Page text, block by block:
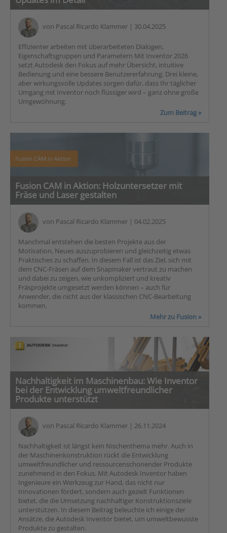
von Pascal Ricardo Klammer | 30.04.2025
Effizienter arbeiten mit überarbeiteten Dialogen,
Eigenschaftsgruppen und Parametern Mit Inventor 2026
setzt Autodesk den Fokus auf mehr Übersicht, intuitive
Bedienung und eine bessere Benutzererfahrung. Drei kleine,
aber wirkungsvolle Updates sorgen dafür, dass Ihr täglicher
Umgang mit Inventor noch flüssiger wird – ganz ohne große
Umgewöhnung.
Zum Beitrag »
Fusion CAM in Aktion: Holzuntersetzer mit
Fräse und Laser gestalten
von Pascal Ricardo Klammer | 04.02.2025
Manchmal entstehen die besten Projekte aus der
Motivation, Neues auszuprobieren und gleichzeitig etwas
Praktisches zu schaffen. In diesem Fall ist das Ziel, sich mit
dem CNC-Fräsen auf dem Snapmaker vertraut zu machen
und dabei zu zeigen, wie unkompliziert und kreativ
Fräsprojekte umgesetzt werden können – auch für
Anwender, die nicht aus der klassischen CNC-Bearbeitung
kommen.
Mehr zu Fusion »
Nachhaltigkeit im Maschinenbau: Wie Inventor
bei der Entwicklung umweltfreundlicher
Produkte unterstützt
von Pascal Ricardo Klammer | 26.11.2024
Nachhaltigkeit ist längst kein Nischenthema mehr. Auch in
der Maschinenkonstruktion rückt die Entwicklung
umweltfreundlicher und ressourcenschonender Produkte
zunehmend in den Fokus. Mit Autodesk Inventor haben
Ingenieure ein Werkzeug zur Hand, das nicht nur
Innovationen fördert, sondern auch gezielt Funktionen
bietet, die die Umsetzung nachhaltiger Konstruktionsziele
unterstützen. In diesem Beitrag beleuchte ich einige der
Ansätze, die Autodesk Inventor bietet, um umweltbewusste
Produkte zu gestalten.